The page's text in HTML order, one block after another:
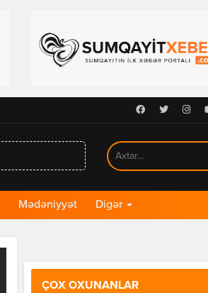
Facebook
Twitter
Mədəniyyət Digər
ÇOX OXUNANLAR